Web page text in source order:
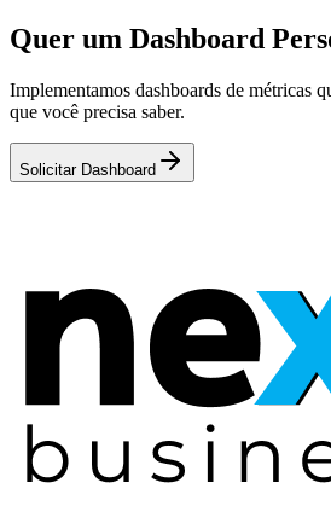
Quer um Dashboard
Implementamos dashboards de métricas
que você precisa saber.
Solicitar Dashboard